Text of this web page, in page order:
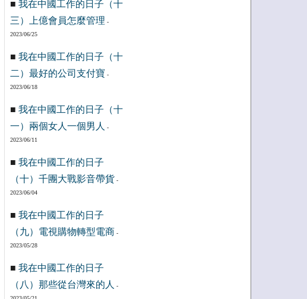
■ 我在中國工作的日子（十
三）上億會員怎麼管理 -
2023/06/25
■ 我在中國工作的日子（十
二）最好的公司支付寶 -
2023/06/18
■ 我在中國工作的日子（十
一）兩個女人一個男人
-
2023/06/11
■ 我在中國工作的日子
（十）千團大戰影音帶貨 -
2023/06/04
■ 我在中國工作的日子
（九）電視購物轉型電商 -
2023/05/28
■ 我在中國工作的日子
（八）那些從台灣來的人
-